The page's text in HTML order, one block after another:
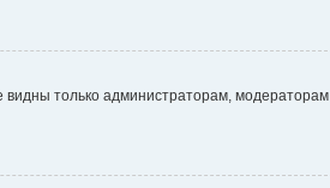
видны только администраторам,